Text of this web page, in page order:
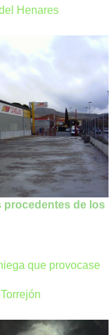
Henares
procedentes de los
que provocase